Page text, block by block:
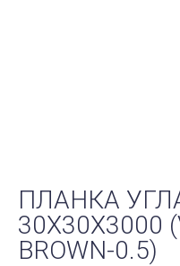
ПЛАНКА
30Х30Х3000
BROWN-0.5)